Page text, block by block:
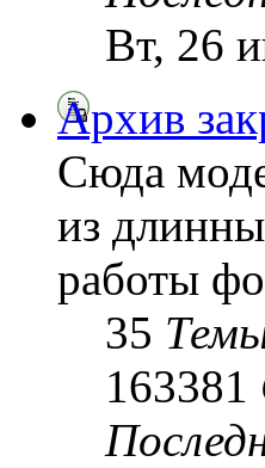
Вт, 26
Архив
Сюда
из
работы
35
163381